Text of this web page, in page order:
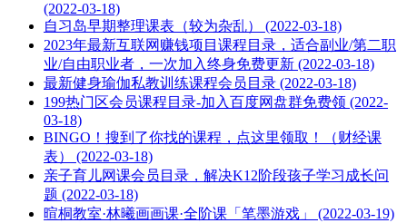
(2022-03-18)
自习岛早期整理课表（较为杂乱） (2022-03-18)
2023年最新互联网赚钱项目课程目录，适合副业/第二职
业/自由职业者，一次加入终身免费更新 (2022-03-18)
最新健身瑜伽私教训练课程会员目录 (2022-03-18)
199热门区会员课程目录-加入百度网盘群免费领 (2022-
03-18)
BINGO！搜到了你找的课程，点这里领取！（财经课
表） (2022-03-18)
亲子育儿网课会员目录，解决K12阶段孩子学习成长问
题 (2022-03-18)
暄桐教室·林曦画画课·全阶课「笔墨游戏」 (2022-03-19)